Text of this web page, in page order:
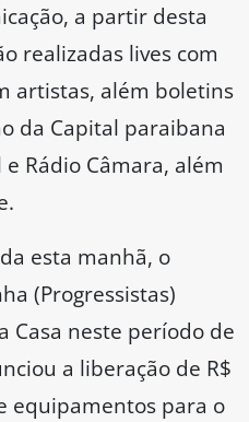
a partir desta
realizadas lives com
artistas, além boletins
da Capital paraibana
Rádio Câmara, além
esta manhã, o
(Progressistas)
Casa neste período de
a liberação de R$
equipamentos para o